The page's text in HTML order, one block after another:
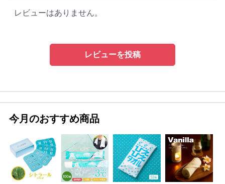
レビューはありません。
レビューを投稿
今月のおすすめ商品